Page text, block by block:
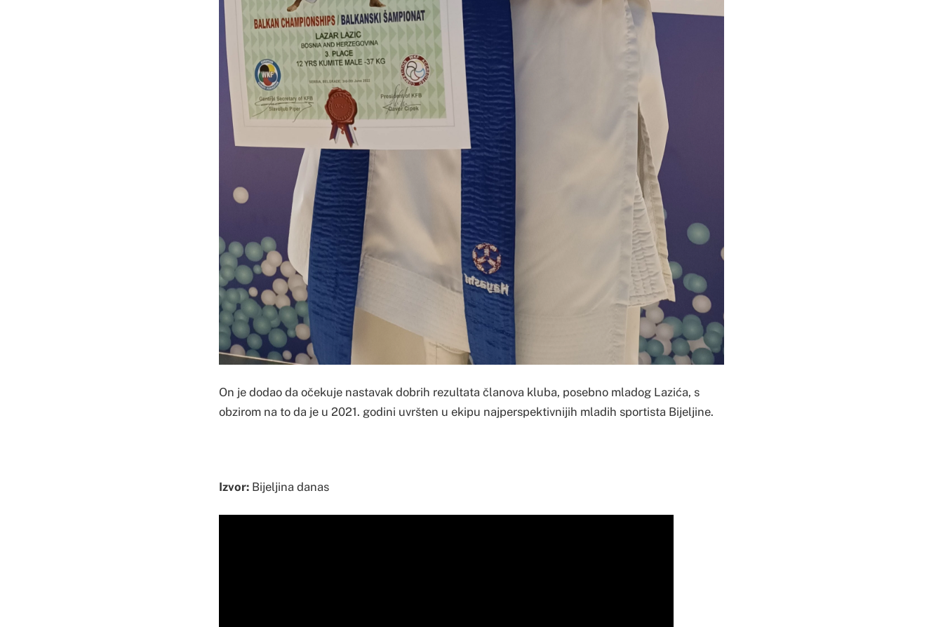
On je dodao da očekuje nastavak dobrih rezultata članova kluba, posebno mladog Lazića, s
obzirom na to da je u 2021. godini uvršten u ekipu najperspektivnijih mladih sportista Bijeljine.
Izvor: Bijeljina danas